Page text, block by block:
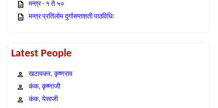
मन्त्र - १ ते ५०
मन्त्र प्रतिलोम दुर्गासप्तशती पाठविधिः
Latest People
खटावकर, कृष्णराव
कंक, कृष्णाजी
कंक, येसाजी